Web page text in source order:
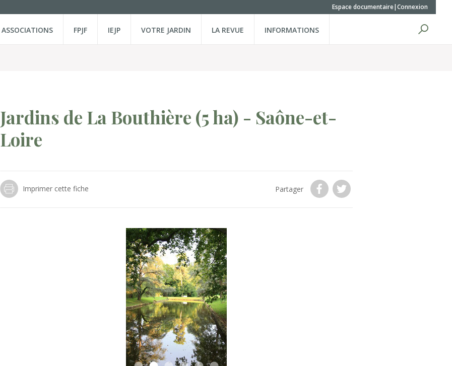
Espace documentaire Connexion
ASSOCIATIONS FPJF IEJP VOTRE JARDIN LA REVUE INFORMATIONS
Jardins de La Bouthière (5 ha) - Saône-et-
Loire
Imprimer cette fiche Partager